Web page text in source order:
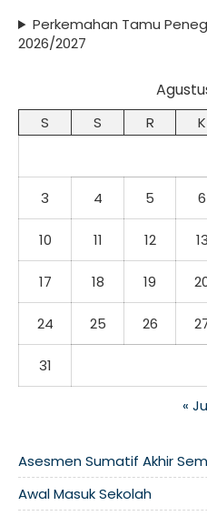
Perkemahan Tamu
2026/2027
S S R K
3 4 5 6
10 11 12 13
17 18 19
24 25 26
31
«
Asesmen Sumatif Akhir
Awal Masuk Sekolah